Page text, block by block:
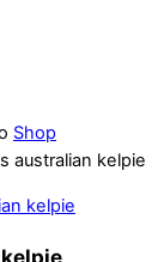
Shop
australian kelpie